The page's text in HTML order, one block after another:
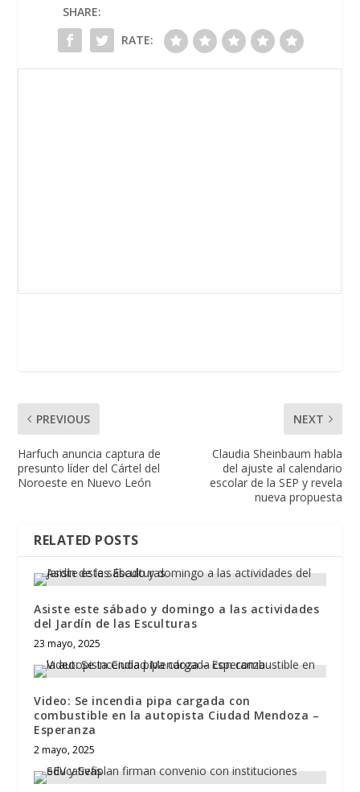
SHARE:
RATE:
PREVIOUS
Harfuch anuncia captura de
presunto líder del Cártel del
Noroeste en Nuevo León
NEXT
Claudia Sheinbaum habla
del ajuste al calendario
escolar de la SEP y revela
nueva propuesta
RELATED POSTS
Asiste este sábado y domingo a las actividades
del Jardín de las Esculturas
23 mayo, 2025
Video: Se incendia pipa cargada con
combustible en la autopista Ciudad Mendoza –
Esperanza
2 mayo, 2025